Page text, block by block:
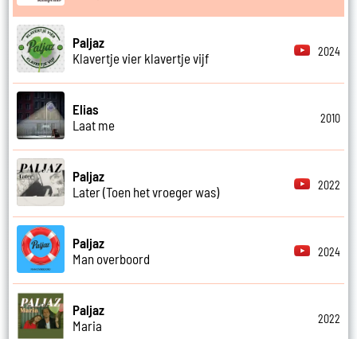
Paljaz
Klavertje vier klavertje vijf
2024
Elias
Laat me
2010
Paljaz
Later (Toen het vroeger was)
2022
Paljaz
Man overboord
2024
Paljaz
Maria
2022